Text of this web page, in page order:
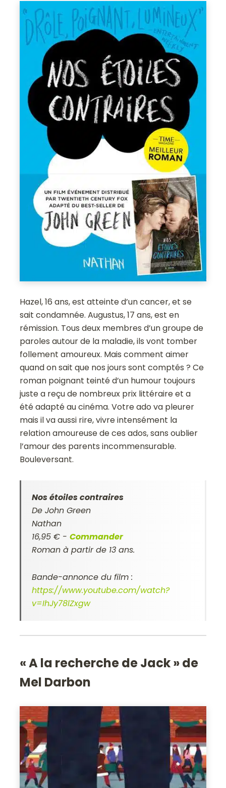
Hazel, 16 ans, est atteinte d’un cancer, et se
sait condamnée. Augustus, 17 ans, est en
rémission. Tous deux membres d’un groupe de
paroles autour de la maladie, ils vont tomber
follement amoureux. Mais comment aimer
quand on sait que nos jours sont comptés ? Ce
roman poignant teinté d’un humour toujours
juste a reçu de nombreux prix littéraire et a
été adapté au cinéma. Votre ado va pleurer
mais il va aussi rire, vivre intensément la
relation amoureuse de ces ados, sans oublier
l’amour des parents incommensurable.
Bouleversant.
Nos étoiles contraires
De John Green
Nathan
16,95 € -Commander
Roman à partir de 13 ans.
Bande-annonce du film :
https://www.youtube.com/watch?
v=IhJy78lZxgw
« A la recherche de Jack » de
Mel Darbon